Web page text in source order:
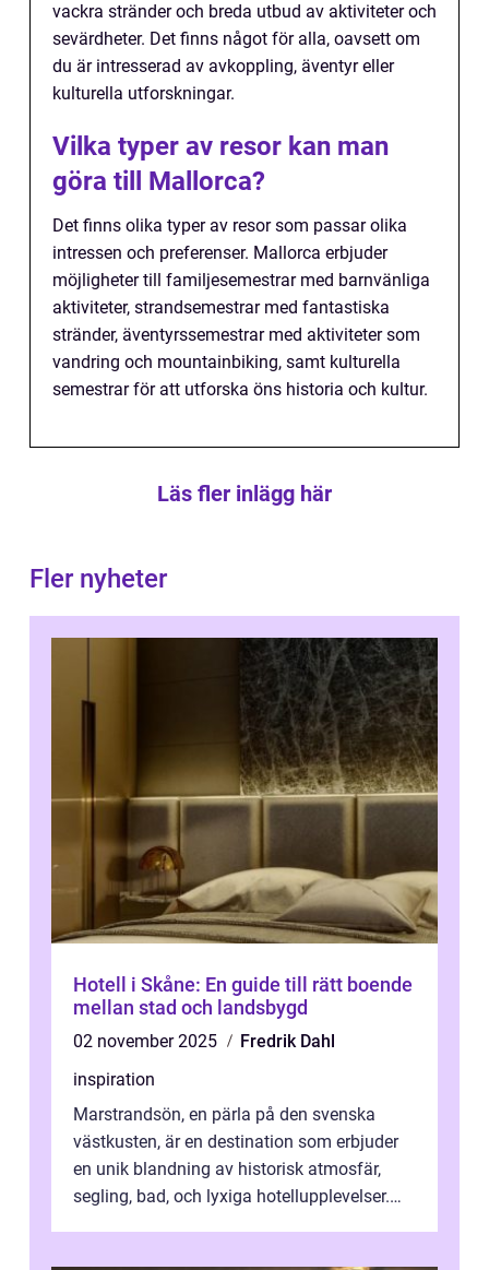
vackra stränder och breda utbud av aktiviteter och
sevärdheter. Det finns något för alla, oavsett om
du är intresserad av avkoppling, äventyr eller
kulturella utforskningar.
Vilka typer av resor kan man
göra till Mallorca?
Det finns olika typer av resor som passar olika
intressen och preferenser. Mallorca erbjuder
möjligheter till familjesemestrar med barnvänliga
aktiviteter, strandsemestrar med fantastiska
stränder, äventyrssemestrar med aktiviteter som
vandring och mountainbiking, samt kulturella
semestrar för att utforska öns historia och kultur.
Läs fler inlägg här
Fler nyheter
Hotell i Skåne: En guide till rätt boende
mellan stad och landsbygd
02 november 2025
Fredrik Dahl
inspiration
Marstrandsön, en pärla på den svenska
västkusten, är en destination som erbjuder
en unik blandning av historisk atmosfär,
segling, bad, och lyxiga hotellupplevelser.